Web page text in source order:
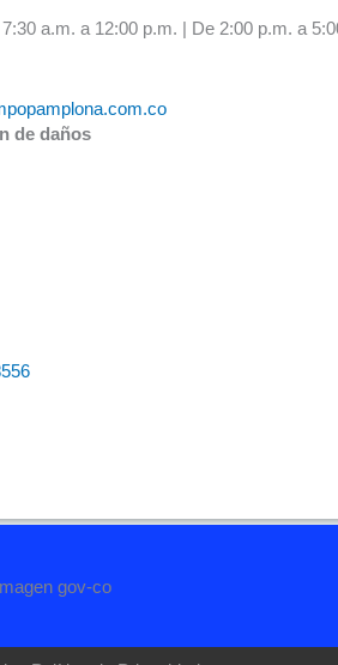
a.m. a 12:00 p.m. | De 2:00 p.m. a
de daños